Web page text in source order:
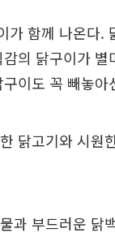
함께 나온다.
의 닭구이가
이도 꼭 빼놓아
닭고기와 시원
과 부드러운 닭